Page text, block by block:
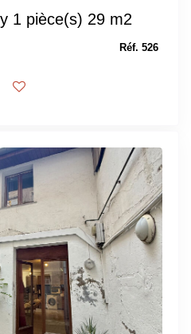
1 pièce(s) 29 m2
Réf. 526